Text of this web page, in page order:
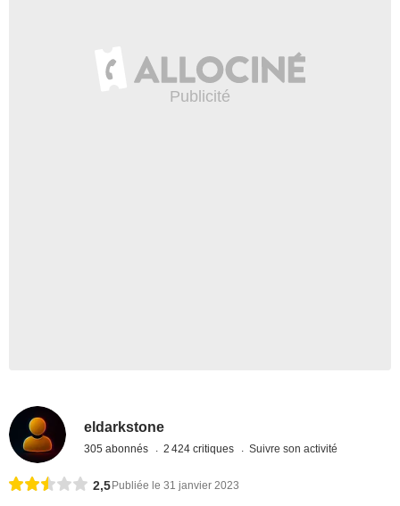
eldarkstone
305 abonnés 2 424 critiques Suivre son activité
2,5 Publiée le 31 janvier 2023